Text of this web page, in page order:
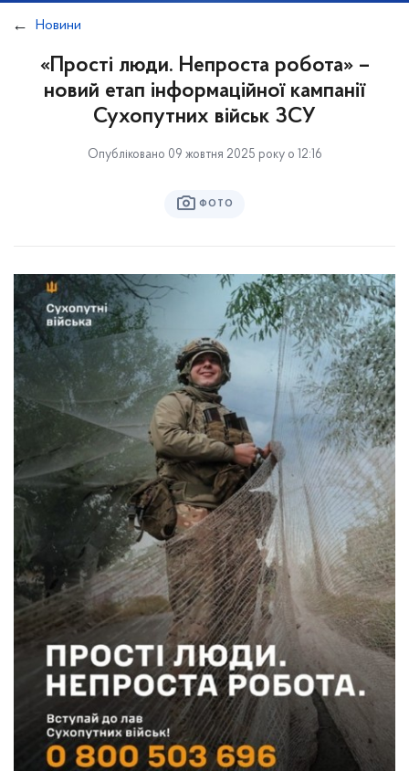
Новини
«Прості люди. Непроста робота» –
новий етап інформаційної кампанії
Сухопутних військ ЗСУ
Опубліковано 09 жовтня 2025 року о 12:16
ФОТО